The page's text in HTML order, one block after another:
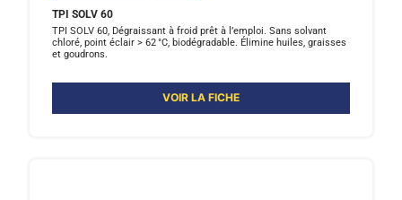
TPI SOLV 60
TPI SOLV 60, Dégraissant à froid prêt à l’emploi. Sans solvant
chloré, point éclair > 62 °C, biodégradable. Élimine huiles, graisses
et goudrons.
VOIR LA FICHE